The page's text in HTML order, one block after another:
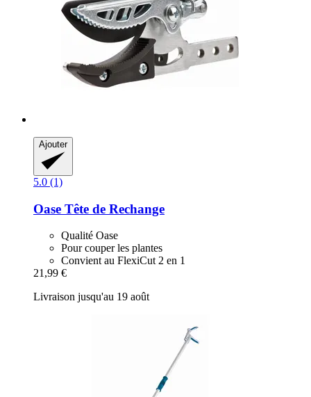
Ajouter
5.0 (1)
Oase Tête de Rechange
Qualité Oase
Pour couper les plantes
Convient au FlexiCut 2 en 1
21,99 €
Livraison jusqu'au 19 août